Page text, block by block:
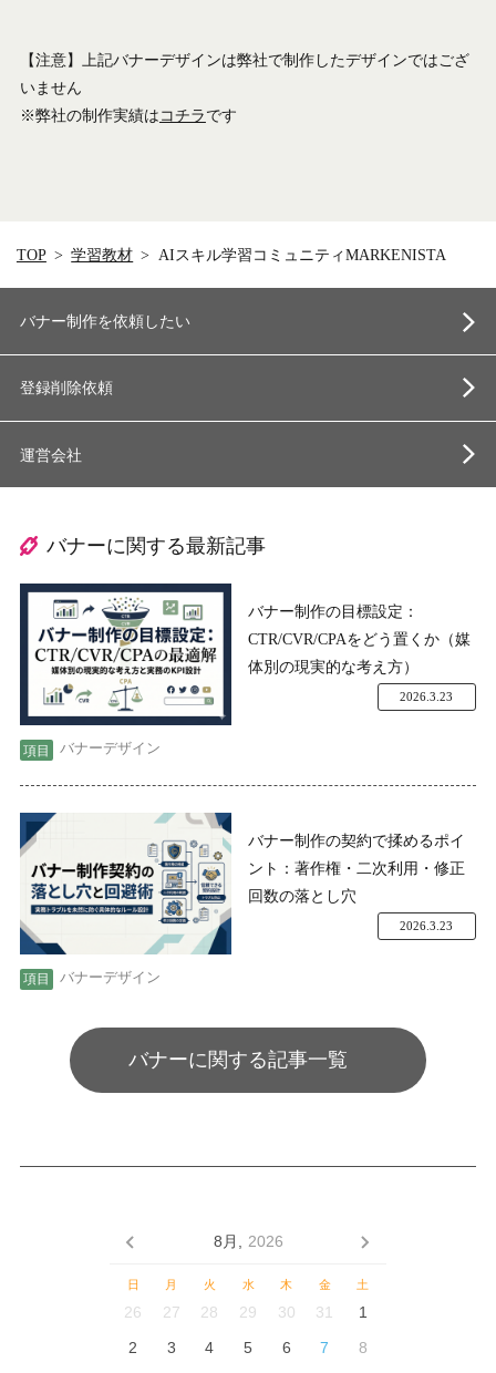
【注意】上記バナーデザインは弊社で制作したデザインではござ
いません
※弊社の制作実績はコチラです
TOP 学習教材 AIスキル学習コミュニティMARKENISTA
バナー制作を依頼したい
登録削除依頼
運営会社
バナーに関する最新記事
バナー制作の目標設定：
CTR/CVR/CPAをどう置くか（媒
体別の現実的な考え方）
バナーデザイン
2026.3.23
バナー制作の契約で揉めるポイ
ント：著作権・二次利用・修正
回数の落とし穴
バナーデザイン
2026.3.23
バナーに関する記事一覧
8月, 2026
日 月 火 水 木 金 土
26 27 28 29 30 31
1
2
3 4 5 6 7 8